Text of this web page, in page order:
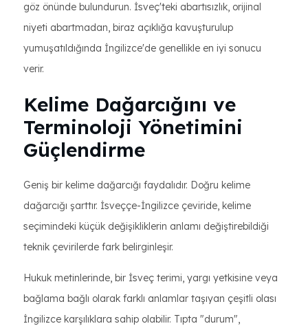
göz önünde bulundurun. İsveç'teki abartısızlık, orijinal
niyeti abartmadan, biraz açıklığa kavuşturulup
yumuşatıldığında İngilizce'de genellikle en iyi sonucu
verir.
Kelime Dağarcığını ve
Terminoloji Yönetimini
Güçlendirme
Geniş bir kelime dağarcığı faydalıdır. Doğru kelime
dağarcığı şarttır. İsveççe-İngilizce çeviride, kelime
seçimindeki küçük değişikliklerin anlamı değiştirebildiği
teknik çevirilerde fark belirginleşir.
Hukuk metinlerinde, bir İsveç terimi, yargı yetkisine veya
bağlama bağlı olarak farklı anlamlar taşıyan çeşitli olası
İngilizce karşılıklara sahip olabilir. Tıpta "durum",